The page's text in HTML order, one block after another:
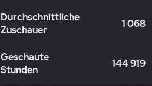
Durchschnittliche
Zuschauer
1 068
Geschaute
Stunden
144 919